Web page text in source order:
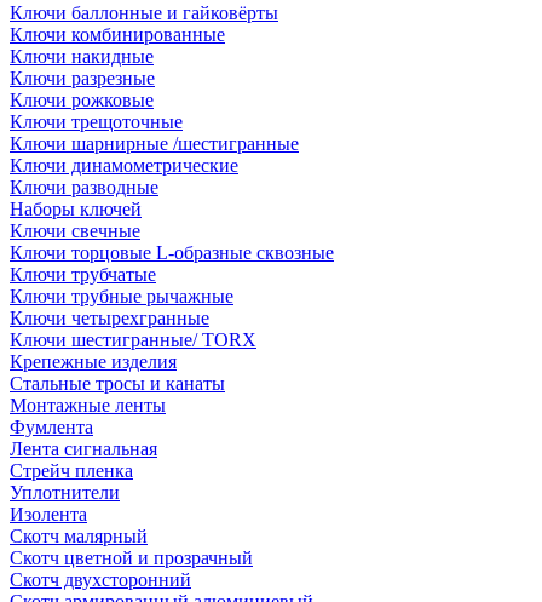
Ключи баллонные и гайковёрты
Ключи комбинированные
Ключи накидные
Ключи разрезные
Ключи рожковые
Ключи трещоточные
Ключи шарнирные /шестигранные
Ключи динамометрические
Ключи разводные
Наборы ключей
Ключи свечные
Ключи торцовые L-образные сквозные
Ключи трубчатые
Ключи трубные рычажные
Ключи четырехгранные
Ключи шестигранные/ TORX
Крепежные изделия
Стальные тросы и канаты
Монтажные ленты
Фумлента
Лента сигнальная
Стрейч пленка
Уплотнители
Изолента
Скотч малярный
Скотч цветной и прозрачный
Скотч двухсторонний